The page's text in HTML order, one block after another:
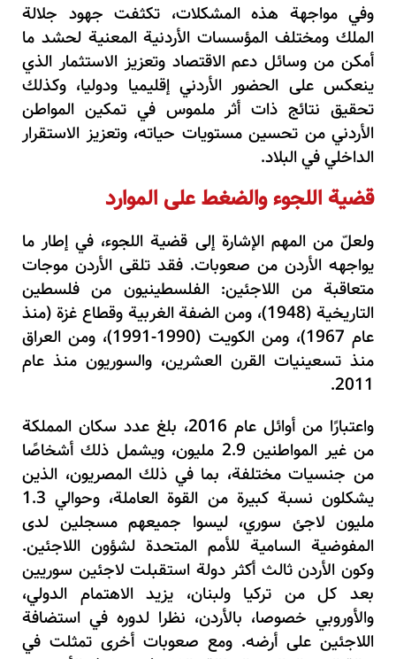
وفي مواجهة هذه المشكلات، تكثفت جهود جلالة
الملك ومختلف المؤسسات الأردنية المعنية لحشد ما
أمكن من وسائل دعم الاقتصاد وتعزيز الاستثمار الذي
ينعكس على الحضور الأردني إقليميا ودوليا، وكذلك
تحقيق نتائج ذات أثر ملموس في تمكين المواطن
الأردني من تحسين مستويات حياته، وتعزيز الاستقرار
الداخلي في البلاد.
قضية اللجوء والضغط على الموارد
ولعلّ من المهم الإشارة إلى قضية اللجوء، في إطار ما
يواجهه الأردن من صعوبات. فقد تلقى الأردن موجات
متعاقبة من اللاجئين: الفلسطينيون من فلسطين
التاريخية (1948)، ومن الضفة الغربية وقطاع غزة (منذ
عام 1967)، ومن الكويت (1990-1991)، ومن العراق
منذ تسعينيات القرن العشرين، والسوريون منذ عام
2011.
واعتبارًا من أوائل عام 2016، بلغ عدد سكان المملكة
من غير المواطنين 2.9 مليون، ويشمل ذلك أشخاصًا
من جنسيات مختلفة، بما في ذلك المصريون، الذين
يشكلون نسبة كبيرة من القوة العاملة، وحوالي 1.3
مليون لاجئ سوري، ليسوا جميعهم مسجلين لدى
المفوضية السامية للأمم المتحدة لشؤون اللاجئين.
وكون الأردن ثالث أكثر دولة استقبلت لاجئين سوريين
بعد كل من تركيا ولبنان، يزيد الاهتمام الدولي،
والأوروبي خصوصا، بالأردن، نظرا لدوره في استضافة
اللاجئين على أرضه. ومع صعوبات أخرى تمثلت في